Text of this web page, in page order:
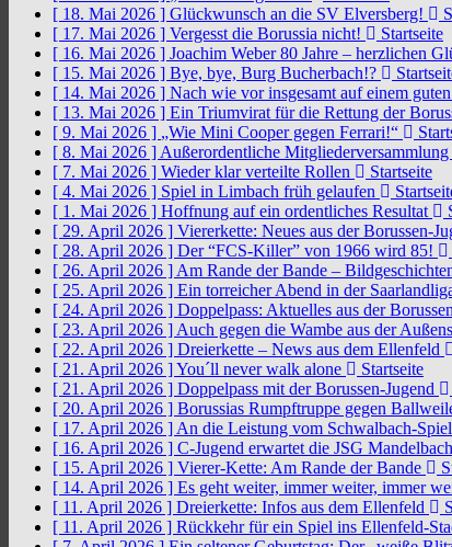
[ 18. Mai 2026 ] Glückwunsch an die SV Elversberg!
[ 17. Mai 2026 ] Vergesst die Borussia nicht!
Startseite
[ 16. Mai 2026 ] Joachim Weber 80 Jahre – herzlichen
[ 15. Mai 2026 ] Bye, bye, Burg Bucherbach!?
[ 14. Mai 2026 ] Nach wie vor insgesamt auf einem
[ 13. Mai 2026 ] Ein Triumvirat für die Rettung der
[ 9. Mai 2026 ] „Wie Mini Cooper gegen Ferrari!“
[ 8. Mai 2026 ] Außerordentliche
[ 7. Mai 2026 ] Wieder klar verteilte Rollen
Startseite
[ 4. Mai 2026 ] Spiel in Limbach früh gelaufen
[ 1. Mai 2026 ] Hoffnung auf ein ordentliches Resultat
[ 29. April 2026 ] Viererkette: Neues aus der Borussen-
[ 28. April 2026 ] Der “FCS-Killer” von 1966 wird 85!
[ 26. April 2026 ] Am Rande der Bande –
[ 25. April 2026 ] Ein torreicher Abend in der
[ 24. April 2026 ] Doppelpass: Aktuelles aus der
[ 23. April 2026 ] Auch gegen die Wambe aus der
[ 22. April 2026 ] Dreierkette – News aus dem Ellenfeld
[ 21. April 2026 ]You´ll never walk alone
Startseite
[ 21. April 2026 ] Doppelpass mit der Borussen-Jugend
[ 20. April 2026 ] Borussias Rumpftruppe gegen
[ 17. April 2026 ] An die Leistung vom Schwalbach-
[ 16. April 2026 ] C-Jugend erwartet die JSG
[ 15. April 2026 ] Vierer-Kette: Am Rande der Bande
[ 14. April 2026 ] Es geht weiter, immer weiter, immer
[ 11. April 2026 ] Dreierkette: Infos aus dem Ellenfeld
[ 11. April 2026 ] Rückkehr für ein Spiel ins Ellenfeld-